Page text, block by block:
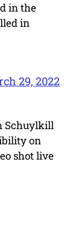
in the
in
29, 2022
Schuylkill
on
shot live